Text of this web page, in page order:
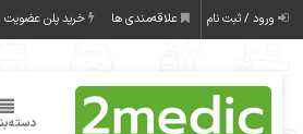
ورود / ثبت نام علاقه‌مندی ها خرید پلن عضویت